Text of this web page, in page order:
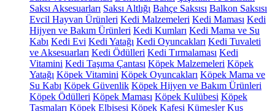
Saksı Aksesuarları Saksı Altlığı Bahçe Saksısı Balkon Saksısı
Evcil Hayvan Ürünleri Kedi Malzemeleri Kedi Maması Kedi
Hijyen ve Bakım Ürünleri Kedi Kumları Kedi Mama ve Su
Kabı Kedi Evi Kedi Yatağı Kedi Oyuncakları Kedi Tuvaleti
ve Aksesuarları Kedi Ödülleri Kedi Tırmalaması Kedi
Vitamini Kedi Taşıma Çantası Köpek Malzemeleri Köpek
Yatağı Köpek Vitamini Köpek Oyuncakları Köpek Mama ve
Su Kabı Köpek Güvenlik Köpek Hijyen ve Bakım Ürünleri
Köpek Ödülleri Köpek Maması Köpek Kulübesi Köpek
Tasmaları Köpek Elbisesi Köpek Kafesi Kümesler Kuş